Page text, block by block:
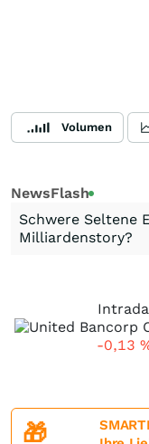
Volumen
NewsFlash
Schwere Seltene
Milliardenstory?
-0,13
🎁